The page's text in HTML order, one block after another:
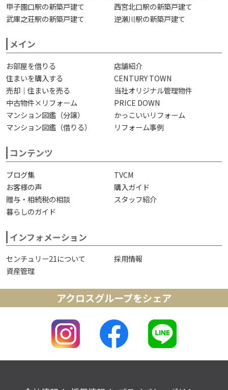
甲子園口駅の新築戸建て
西宮北口駅の新築戸建て
武庫之荘駅の新築戸建て
逆瀬川駅の新築戸建て
メイン
お部屋を借りる
店舗紹介
住まいを購入する
CENTURY TOWN
売却｜住まいを売る
当社オリジナル管理物件
中古物件×リフォーム
PRICE DOWN
マンション図鑑（分譲）
かっこいいリフォーム
マンション図鑑（借りる）
リフォーム事例
コンテンツ
ブログ集
TVCM
お客様の声
購入ガイド
贈与・相続税の相談
スタッフ紹介
暮らしのガイド
インフォメーション
センチュリー21について
採用情報
資産管理
アクロスグループをシェア